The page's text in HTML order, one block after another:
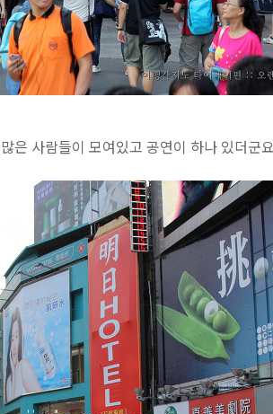
은 사람들이 모여있고 공연이 하나 있더군